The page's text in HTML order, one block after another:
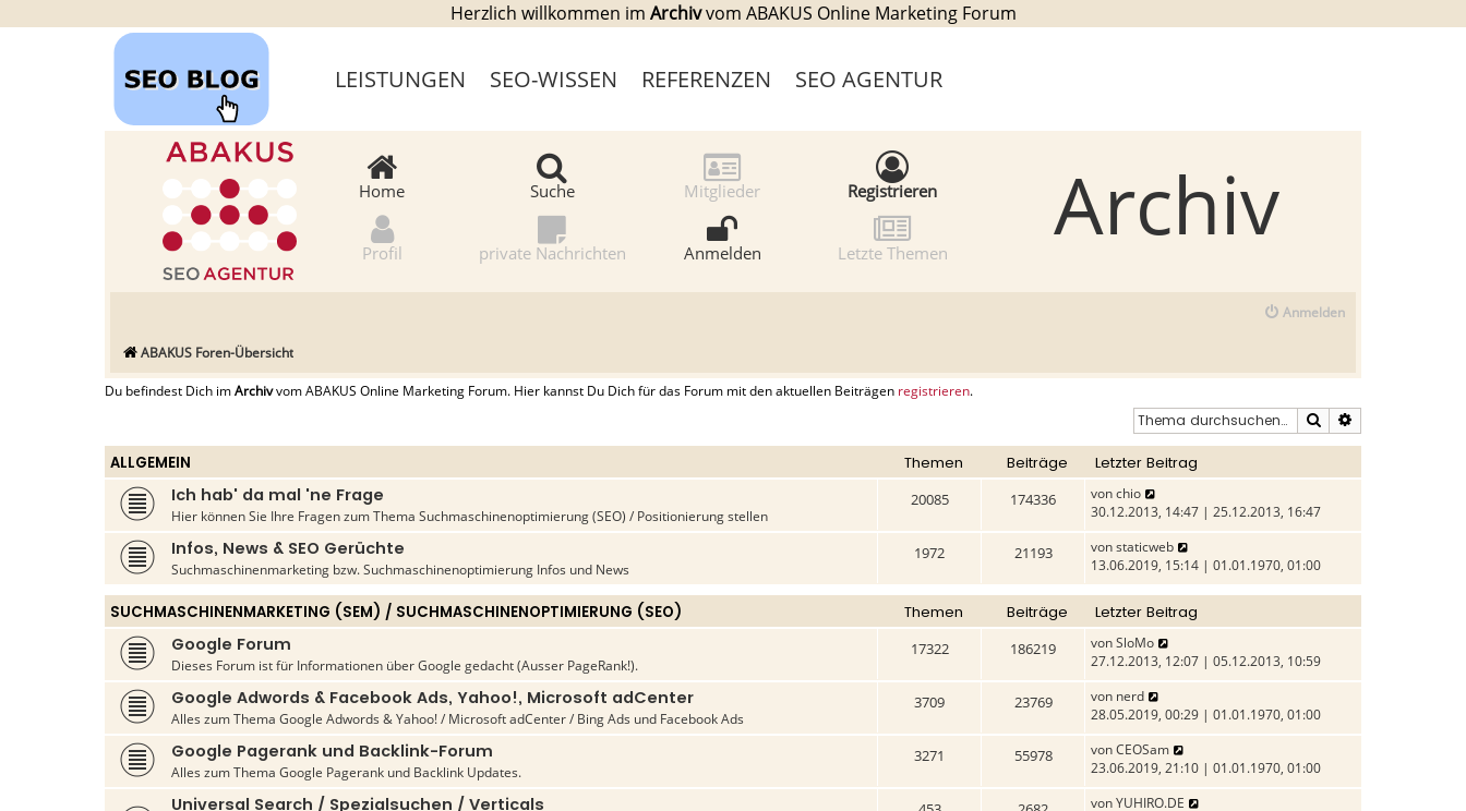
Herzlich willkommen im Archivvom ABAKUS Online Marketing Forum
LEISTUNGEN SEO-WISSEN REFERENZEN SEO AGENTUR
Home
Profil
Suche
private Nachrichten
Mitglieder
Anmelden
Registrieren
Letzte Themen Archiv
Anmelden
ABAKUS Foren-Übersicht
Du befindest Dich imArchivvom ABAKUS Online Marketing Forum. Hier kannst Du Dich für das Forum mit den aktuellen Beiträgen registrieren.
Suche
ALLGEMEIN Themen Beiträge Letzter Beitrag
Ich hab' da mal 'ne Frage
Hier können Sie Ihre Fragen zum Thema Suchmaschinenoptimierung (SEO) / Positionierung stellen
20085 174336 vonchio
e
u
e
s
t
r
B
e
i
t
r
a
g
30.12.2013, 14:47 | 25.12.2013, 16:47
Infos, News & SEO Gerüchte
Suchmaschinenmarketing bzw. Suchmaschinenoptimierung Infos und News
1972 21193 vonstaticweb
e
u
s
e
r
e
i
r
a
g
13.06.2019, 15:14 | 01.01.1970, 01:00
SUCHMASCHINENMARKETING (SEM) / SUCHMASCHINENOPTIMIERUNG (SEO) Themen Beiträge Letzter Beitrag
Google Forum
Dieses Forum ist für Informationen über Google gedacht (Ausser PageRank!).
17322 186219 vonSloMo
e
u
s
t
e
r
B
27.12.2013, 12:07 | 05.12.2013, 10:59
Google Adwords & Facebook Ads, Yahoo!, Microsoft adCenter
Alles zum Thema Google Adwords & Yahoo! / Microsoft adCenter / Bing Ads und Facebook Ads
3709 23769 von nerd
e
u
e
s
t
e
28.05.2019, 00:29 | 01.01.1970, 01:00
Google Pagerank und Backlink-Forum
Alles zum Thema Google Pagerank und Backlink Updates.
3271 55978 vonCEOSam
e
u
e
23.06.2019, 21:10 | 01.01.1970, 01:00
Universal Search / Spezialsuchen / Verticals vonYUHIRO.DE